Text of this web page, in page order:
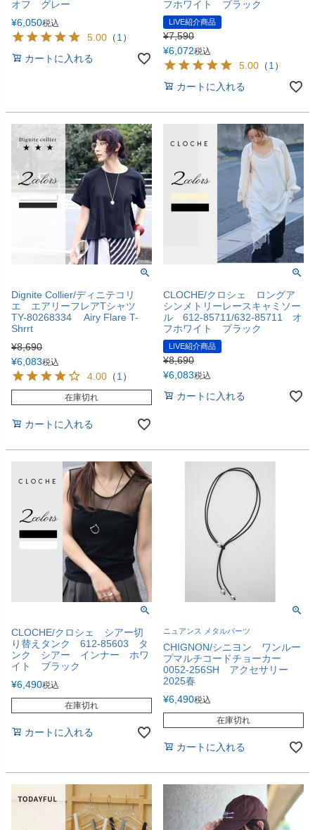
オフ グレー
¥6,050税込
5.00 （1 ）
カートに入れる
フホワイト ブラック
LIVE紹介商品
¥7,590
¥6,072税込
5.00 （1 ）
カートに入れる
Dignite Collier/ディニテコリ
エ エアリーフレアTシャツ
TY-80268334 Airy Flare T-
Shrrt
¥8,690
¥6,083税込
4.00 （1 ）
在庫切れ
カートに入れる
CLOCHE/クロシェ ロングア
シンメトリーレースキャミソー
ル 612-85711/632-85711 オ
フホワイト ブラック
LIVE紹介商品
¥8,690
¥6,083税込
カートに入れる
CLOCHE/クロシェ シアー切
り替えタンク 612-85603 タ
ンク シアー インナー ホワ
イト ブラック
¥6,490税込
在庫切れ
カートに入れる
ニュアンス メタルパーツ
CHIGNON/シニヨン ワンルー
プマルチコードチョーカー
0052-256SH アクセサリー
2025春
¥6,490税込
在庫切れ
カートに入れる